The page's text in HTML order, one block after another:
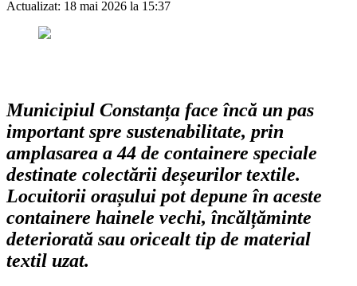
Actualizat: 18 mai 2026 la 15:37
Municipiul Constanța face încă un pas
important spre sustenabilitate, prin
amplasarea a 44 de containere speciale
destinate colectării deșeurilor textile.
Locuitorii orașului pot depune în aceste
containere hainele vechi, încălțăminte
deteriorată sau oricealt tip de material
textil uzat.